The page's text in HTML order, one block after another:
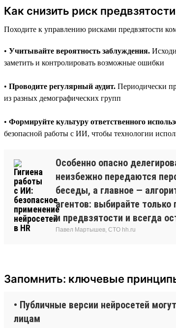
Как снизить риск предвзятости
Походите к управлению рисками предвзятости
• Учитывайте вероятность заблуждения.
заметить и контролировать возможные ошибки
• Проводите регулярный аудит. Периодически
из разных демографических групп
• Формируйте культуру ответственного
безопасной работы с ИИ, чтобы технологии
Особенно опасно
неизбежно передаются
беседы, а главное —
агентов: выбирайте
и предвзятости и всегда
Павел Мартышев, CTO hh.ru
Запомнить: ключевые
• Публичные версии нейросетей
лицам